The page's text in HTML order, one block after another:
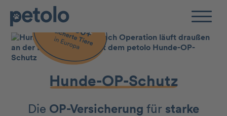
Zum Hauptinhalt
Hunde-OP-Schutz
Die OP-Versicherung für starke